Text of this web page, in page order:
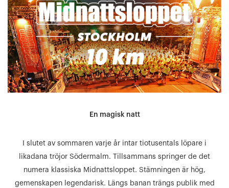
En magisk natt
I slutet av sommaren varje år intar tiotusentals löpare i
likadana tröjor Södermalm. Tillsammans springer de det
numera klassiska Midnattsloppet. Stämningen är hög,
gemenskapen legendarisk. Längs banan trängs publik med